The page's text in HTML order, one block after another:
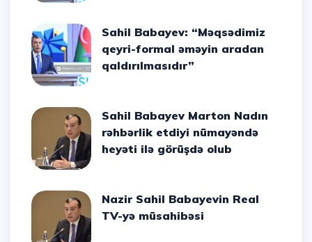
Sahil Babayev: “Məqsədimiz
qeyri-formal əməyin aradan
qaldırılmasıdır”
Sahil Babayev Marton Nadın
rəhbərlik etdiyi nümayəndə
heyəti ilə görüşdə olub
Nazir Sahil Babayevin Real
TV-yə müsahibəsi